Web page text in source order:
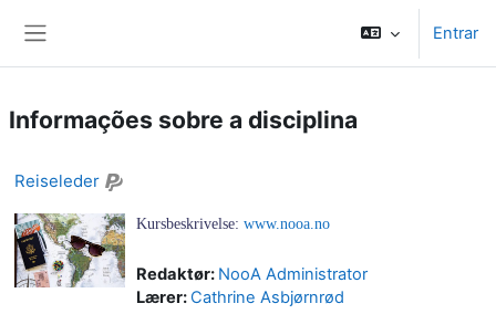
Entrar
Informações sobre a disciplina
Reiseleder
Kursbeskrivelse: www.nooa.no
Redaktør: NooA Administrator
Lærer:Cathrine Asbjørnrød